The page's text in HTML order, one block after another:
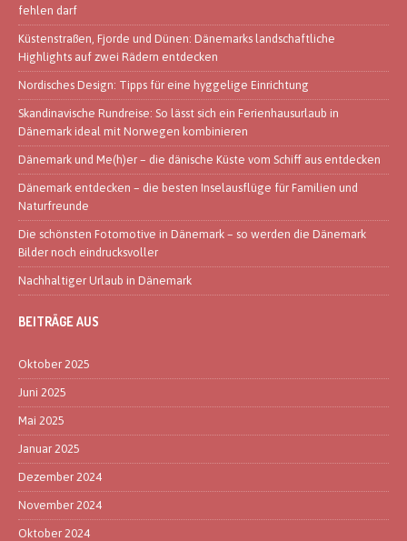
fehlen darf
Küstenstraßen, Fjorde und Dünen: Dänemarks landschaftliche
Highlights auf zwei Rädern entdecken
Nordisches Design: Tipps für eine hyggelige Einrichtung
Skandinavische Rundreise: So lässt sich ein Ferienhausurlaub in
Dänemark ideal mit Norwegen kombinieren
Dänemark und Me(h)er – die dänische Küste vom Schiff aus entdecken
Dänemark entdecken – die besten Inselausflüge für Familien und
Naturfreunde
Die schönsten Fotomotive in Dänemark – so werden die Dänemark
Bilder noch eindrucksvoller
Nachhaltiger Urlaub in Dänemark
BEITRÄGE AUS
Oktober 2025
Juni 2025
Mai 2025
Januar 2025
Dezember 2024
November 2024
Oktober 2024